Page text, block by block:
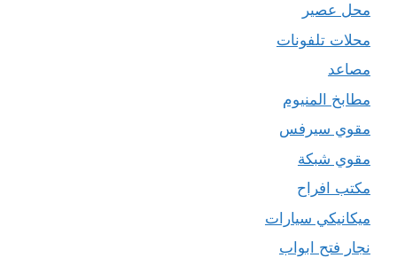
محل عصير
محلات تلفونات
مصاعد
مطابخ المنيوم
مقوي سيرفس
مقوي شبكة
مكتب افراح
ميكانيكي سيارات
نجار فتح ابواب